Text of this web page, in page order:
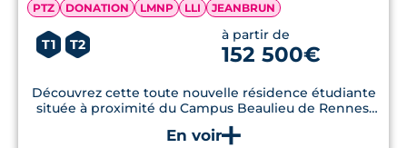
PTZ DONATION LMNP LLI JEANBRUN
T1 T2
à partir de
152 500€
Découvrez cette toute nouvelle résidence étudiante
située à proximité du Campus Beaulieu de Rennes,
proposant des appartements de type T1 et T2,
livrables au 1er trimestre 2026.